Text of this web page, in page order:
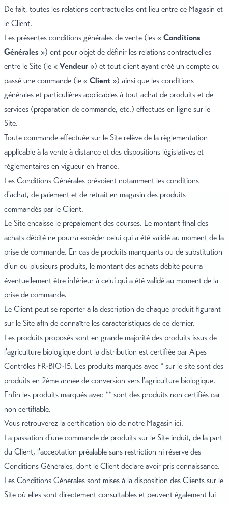
De fait, toutes les relations contractuelles ont lieu entre ce Magasin et
le Client.
Les présentes conditions générales de vente (les « Conditions
Générales ») ont pour objet de définir les relations contractuelles
entre le Site (le « Vendeur ») et tout client ayant créé un compte ou
passé une commande (le « Client ») ainsi que les conditions
générales et particulières applicables à tout achat de produits et de
services (préparation de commande, etc.) effectués en ligne sur le
Site.
Toute commande effectuée sur le Site relève de la règlementation
applicable à la vente à distance et des dispositions législatives et
règlementaires en vigueur en France.
Les Conditions Générales prévoient notamment les conditions
d'achat, de paiement et de retrait en magasin des produits
commandés par le Client.
Le Site encaisse le prépaiement des courses. Le montant final des
achats débité ne pourra excéder celui qui a été validé au moment de la
prise de commande. En cas de produits manquants ou de substitution
d’un ou plusieurs produits, le montant des achats débité pourra
éventuellement être inférieur à celui qui a été validé au moment de la
prise de commande.
Le Client peut se reporter à la description de chaque produit figurant
sur le Site afin de connaître les caractéristiques de ce dernier.
Les produits proposés sont en grande majorité des produits issus de
l'agriculture biologique dont la distribution est certifiée par Alpes
Contrôles FR-BIO-15. Les produits marqués avec * sur le site sont des
produits en 2ème année de conversion vers l'agriculture biologique.
Enfin les produits marqués avec ** sont des produits non certifiés car
non certifiable.
Vous retrouverez la certification bio de notre Magasin ici.
La passation d'une commande de produits sur le Site induit, de la part
du Client, l'acceptation préalable sans restriction ni réserve des
Conditions Générales, dont le Client déclare avoir pris connaissance.
Les Conditions Générales sont mises à la disposition des Clients sur le
Site où elles sont directement consultables et peuvent également lui